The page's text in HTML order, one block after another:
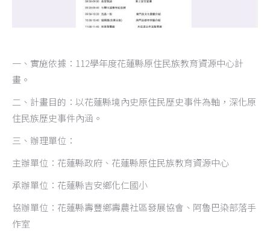
一、實施依據：112學年度花蓮縣原住民族教育資源中心計
畫。
二、計畫目的：以花蓮縣境內史原住民歷史事件為軸，深化原
住民族歷史事件內涵。
三、辦理單位：
主辦單位：花蓮縣政府、花蓮縣原住民族教育資源中心
承辦單位：花蓮縣吉安鄉化仁國小
協辦單位：花蓮縣壽豐鄉壽農社區發展協會、阿魯巴染部落手
作室